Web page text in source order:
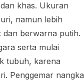
khas. Ukuran
namun lebih
dan berwarna putih.
serta mulai
tubuh, karena
Penggemar nangka